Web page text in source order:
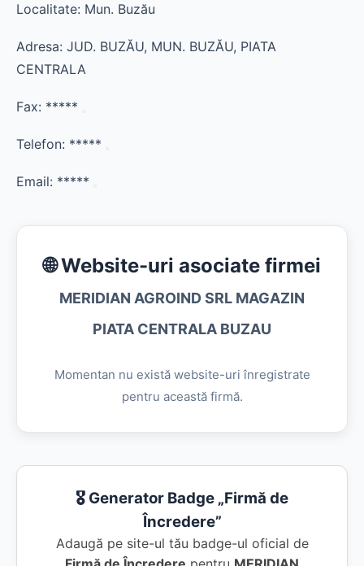
Localitate: Mun. Buzău
Adresa: JUD. BUZĂU, MUN. BUZĂU, PIATA
CENTRALA
Fax: *****
Telefon: *****
Email: *****
🌐 Website-uri asociate firmei
MERIDIAN AGROIND SRL MAGAZIN
PIATA CENTRALA BUZAU
Momentan nu există website-uri înregistrate
pentru această firmă.
🎖️ Generator Badge „Firmă de
Încredere”
Adaugă pe site-ul tău badge-ul oficial de